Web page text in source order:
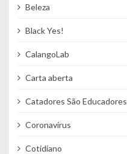
Beleza
Black Yes!
CalangoLab
Carta aberta
Catadores São Educadores
Coronavírus
Cotidiano